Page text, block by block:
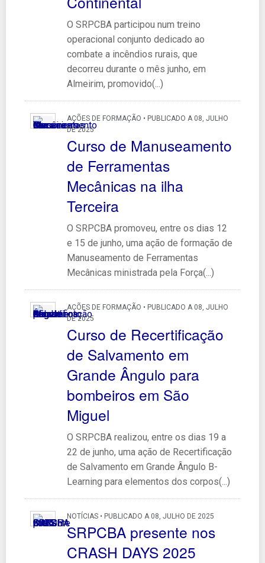
O SRPCBA participou num treino
operacional conjunto dedicado ao
combate a incêndios rurais, que
decorreu durante o mês junho, em
Almeirim, promovido(...)
AÇÕES DE FORMAÇÃO • PUBLICADO A 08, JULHO
DE 2025
Curso de Manuseamento
de Ferramentas
Mecânicas na ilha
Terceira
O SRPCBA promoveu, entre os dias 12
e 15 de junho, uma ação de formação de
Manuseamento de Ferramentas
Mecânicas ministrada pela Força(...)
AÇÕES DE FORMAÇÃO • PUBLICADO A 08, JULHO
DE 2025
Curso de Recertificação
de Salvamento em
Grande Ângulo para
bombeiros em São
Miguel
O SRPCBA realizou, entre os dias 19 a
22 de junho, uma ação de Recertificação
de Salvamento em Grande Ângulo B-
Learning para elementos dos corpos(...)
NOTÍCIAS • PUBLICADO A 08, JULHO DE 2025
SRPCBA presente nos
CRASH DAYS 2025